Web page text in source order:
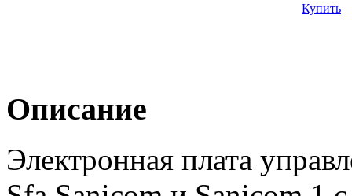
Купить
Описание
Электронная плата